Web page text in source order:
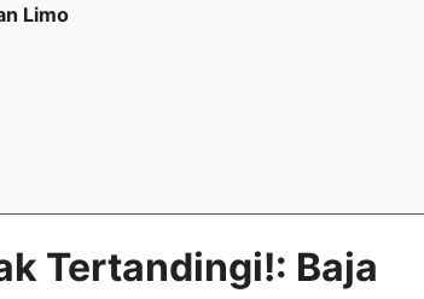
Limo
Tertandingi!: Baja